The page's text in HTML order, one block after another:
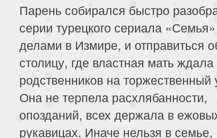
Парень собирался быстро
серии турецкого сериала
делами в Измире, и отправиться
столицу, где властная мать ждала
родственников на торжественный
Она не терпела расхлябанности,
опозданий, всех держала в
рукавицах. Иначе нельзя в семье,